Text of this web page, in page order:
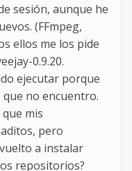
sesión, aunque he
(FFmpeg,
ellos me los pide
0.9.20.
ejecutar porque
no encuentro.
mis
pero
a instalar
repositorios?